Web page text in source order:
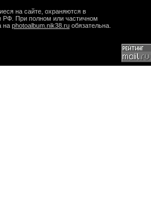
на сайте, охраняются в
РФ. При полном или частичном
на photoalbum.nik38.ru обязательна.